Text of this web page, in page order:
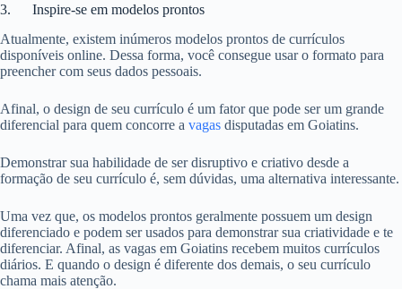
3. Inspire-se em modelos prontos
Atualmente, existem inúmeros modelos prontos de currículos
disponíveis online. Dessa forma, você consegue usar o formato para
preencher com seus dados pessoais.
Afinal, o design de seu currículo é um fator que pode ser um grande
diferencial para quem concorre a vagas disputadas em Goiatins.
Demonstrar sua habilidade de ser disruptivo e criativo desde a
formação de seu currículo é, sem dúvidas, uma alternativa interessante.
Uma vez que, os modelos prontos geralmente possuem um design
diferenciado e podem ser usados para demonstrar sua criatividade e te
diferenciar. Afinal, as vagas em Goiatins recebem muitos currículos
diários. E quando o design é diferente dos demais, o seu currículo
chama mais atenção.